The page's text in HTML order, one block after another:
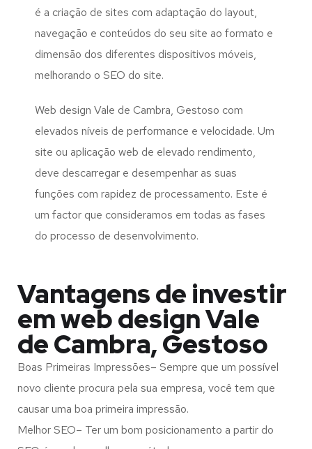
é a criação de sites com adaptação do layout,
navegação e conteúdos do seu site ao formato e
dimensão dos diferentes dispositivos móveis,
melhorando o SEO do site.
Web design Vale de Cambra, Gestoso com
elevados níveis de performance e velocidade. Um
site ou aplicação web de elevado rendimento,
deve descarregar e desempenhar as suas
funções com rapidez de processamento. Este é
um factor que consideramos em todas as fases
do processo de desenvolvimento.
Vantagens de investir
em web design Vale
de Cambra, Gestoso
Boas Primeiras Impressões– Sempre que um possível
novo cliente procura pela sua empresa, você tem que
causar uma boa primeira impressão.
Melhor SEO– Ter um bom posicionamento a partir do